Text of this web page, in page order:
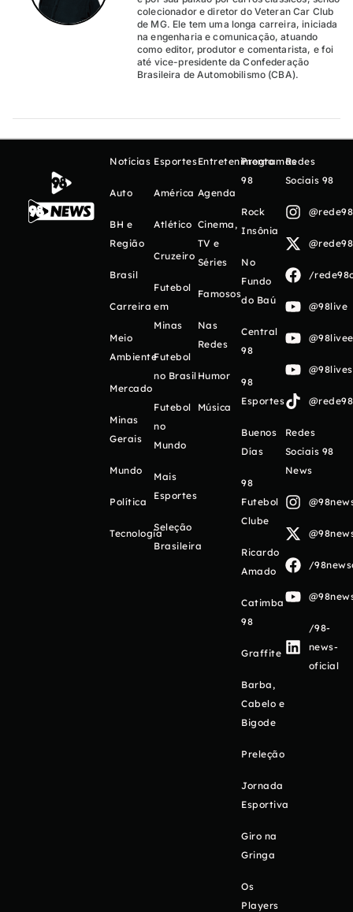
colecionador e diretor do Veteran Car Club
de MG. Ele tem uma longa carreira, iniciada
na engenharia e comunicação, atuando
como editor, produtor e comentarista, e foi
até vice-presidente da Confederação
Brasileira de Automobilismo (CBA).
Notícias
Auto
BH e
Região
Brasil
Carreira
Meio
Ambiente
Mercado
Minas
Gerais
Mundo
Política
Tecnologia
Esportes
América
Atlético
Cruzeiro
Futebol
em
Minas
Futebol
no Brasil
Futebol
no
Mundo
Mais
Esportes
Seleção
Brasileira
Entretenimento
Agenda
Cinema,
TV e
Séries
Famosos
Nas
Redes
Humor
Música
Programas
98
Rock
Insônia
No
Fundo
do Baú
Central
98
98
Esportes
Buenos
Días
98
Futebol
Clube
Ricardo
Amado
Catimba
98
Graffite
Barba,
Cabelo e
Bigode
Preleção
Jornada
Esportiva
Giro na
Gringa
Os
Players
Redes
Sociais 98
/
@98live
Redes
Sociais 98
News
/
/98-
news-
oficial